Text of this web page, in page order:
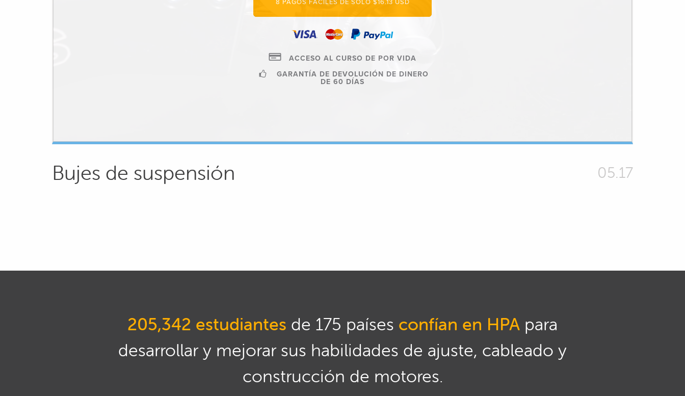
ACCESO AL CURSO DE POR VIDA
GARANTÍA DE DEVOLUCIÓN DE DINERO
DE 60 DÍAS
Bujes de suspensión 05.17
205,342 estudiantes de 175 países confían en HPA para
desarrollar y mejorar sus habilidades de ajuste, cableado y
construcción de motores.